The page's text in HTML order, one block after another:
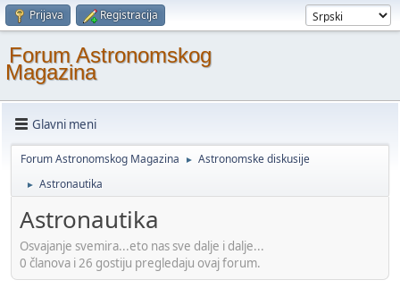
Prijava Registracija
Forum Astronomskog
Magazina
Glavni meni
Forum Astronomskog Magazina ► Astronomske diskusije
► Astronautika
Astronautika
Osvajanje svemira...eto nas sve dalje i dalje...
0 članova i 26 gostiju pregledaju ovaj forum.